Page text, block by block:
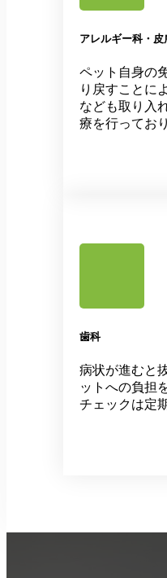
アレルギー科・皮
ペット自身の
り戻すことに
なども取り入
療を行ってお
歯科
病状が進むと
ットへの負担
チェックは定